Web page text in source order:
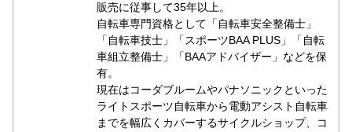
販売に従事して35年以上。
自転車専門資格として「自転車安全整備士」
「自転車技士」「スポーツBAA PLUS」「自転
車組立整備士」「BAAアドバイザー」などを保
有。
現在はコーダブルームやパナソニックといった
ライトスポーツ自転車から電動アシスト自転車
までを幅広くカバーするサイクルショップ、コ